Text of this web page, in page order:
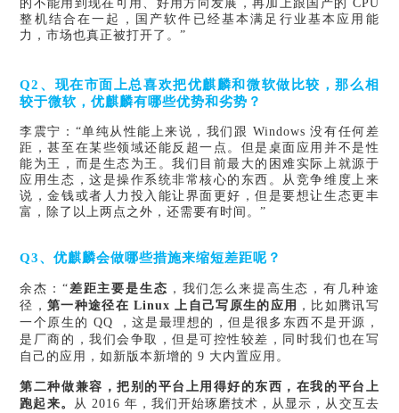
的不能用到现在可用、好用方向发展，再加上跟国产的 CPU
整机结合在一起，国产软件已经基本满足行业基本应用能
力，市场也真正被打开了。”
Q2、现在市面上总喜欢把优麒麟和微软做比较，那么相
较于微软，优麒麟有哪些优势和劣势？
李震宁：“单纯从性能上来说，我们跟 Windows 没有任何差
距，甚至在某些领域还能反超一点。但是桌面应用并不是性
能为王，而是生态为王。我们目前最大的困难实际上就源于
应用生态，这是操作系统非常核心的东西。从竞争维度上来
说，金钱或者人力投入能让界面更好，但是要想让生态更丰
富，除了以上两点之外，还需要有时间。”
Q3、优麒麟会做哪些措施来缩短差距呢？
余杰： “差距主要是生态 ，我们怎么来提高生态，有几种途
径，第一种途径在Linux 上自己写原生的应用 ，比如腾讯写
一个原生的QQ ，这是最理想的，但是很多东西不是开源，
是厂商的，我们会争取，但是可控性较差，同时我们也在写
自己的应用，如新版本新增的 9 大内置应用。
第二种做兼容，把别的平台上用得好的东西，在我的平台上
跑起来。 从 2016 年，我们开始琢磨技术，从显示，从交互去